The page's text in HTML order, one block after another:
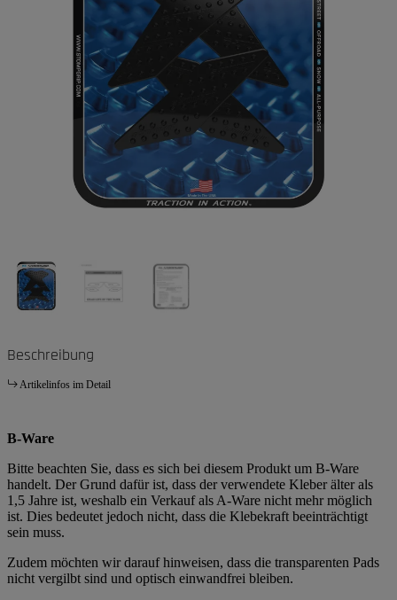
Beschreibung
Artikelinfos im Detail
B-Ware
Bitte beachten Sie, dass es sich bei diesem Produkt um B-Ware
handelt. Der Grund dafür ist, dass der verwendete Kleber älter als
1,5 Jahre ist, weshalb ein Verkauf als A-Ware nicht mehr möglich
ist. Dies bedeutet jedoch nicht, dass die Klebekraft beeinträchtigt
sein muss.
Zudem möchten wir darauf hinweisen, dass die transparenten Pads
nicht vergilbt sind und optisch einwandfrei bleiben.